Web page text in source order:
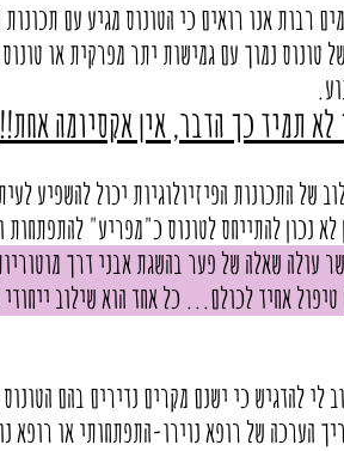
רבות אנו רואים כי הטונוס מגיע עם
טונוס נמוך עם גמישות יתר מפרקית או
לא תמיד כך הדבר, אין אקסיומה אחת!!
של התכונות הפיזיולוגיות יכול להשפיע
לא נכון להתייחס לטונוס כ"מפריע"
עולה שאלה של פער בהשגת אבני דרך
טיפול אחיד לכולם... כל אחד הוא שילוב
לי להדגיש כי ישנם מקרים נדירים בהם
הערכה של רופא נוירו-התפתחותי או רופא